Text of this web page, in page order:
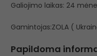
Galiojimo laikas: 24
Gamintojas:ZOLA (
Papildoma